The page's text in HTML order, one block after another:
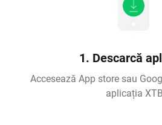
1. Descarcă
Accesează App store sau
aplicația